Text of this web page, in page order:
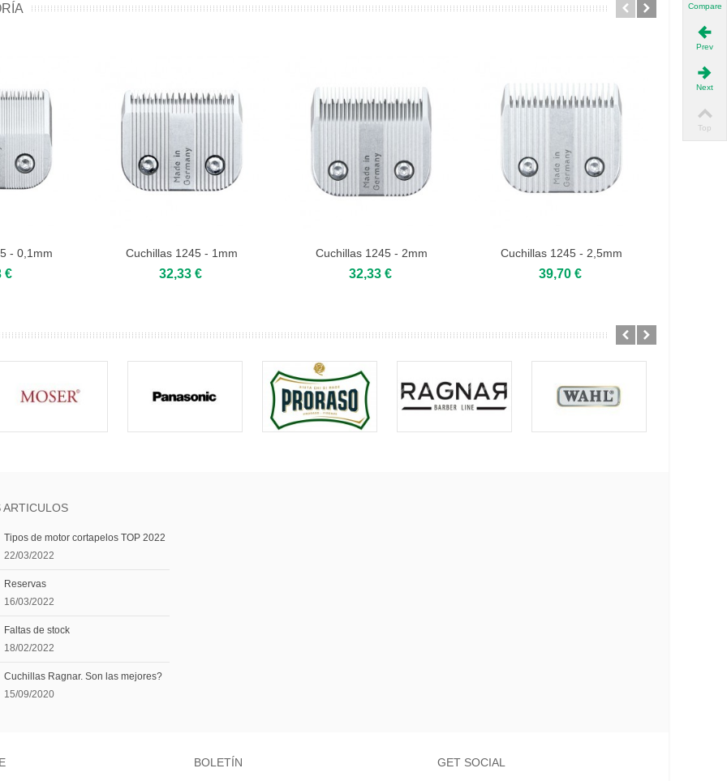
- 0,1mm
€
Cuchillas 1245 - 1mm
32,33 €
Cuchillas 1245 - 2mm
32,33 €
Cuchillas 1245 - 2,5mm
39,70 €
ARTICULOS
Tipos de motor cortapelos TOP 2022
22/03/2022
Reservas
16/03/2022
Faltas de stock
18/02/2022
Cuchillas Ragnar. Son las mejores?
15/09/2020
BOLETÍN GET SOCIAL
Compare
Prev
Next
Top